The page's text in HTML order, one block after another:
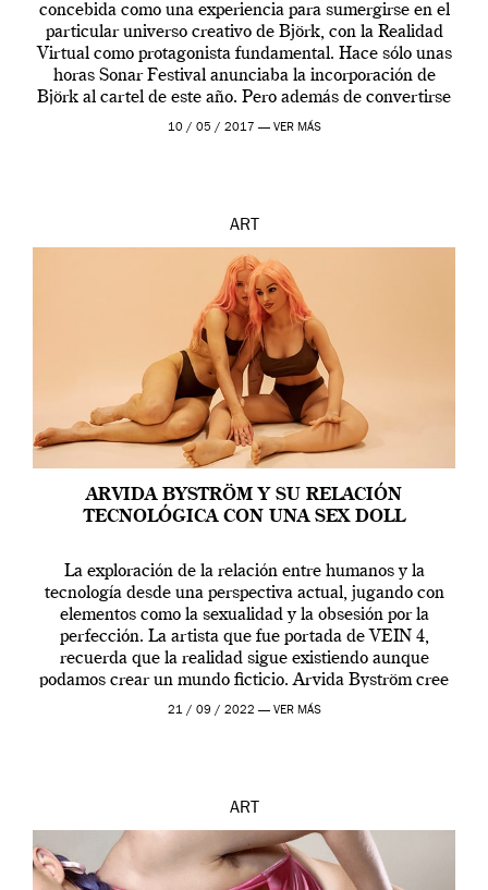
concebida como una experiencia para sumergirse en el
particular universo creativo de Björk, con la Realidad
Virtual como protagonista fundamental. Hace sólo unas
horas Sonar Festival anunciaba la incorporación de
Björk al cartel de este año. Pero además de convertirse
en una de las actuaciones más relevantes […]
10 / 05 / 2017 — VER MÁS
ART
ARVIDA BYSTRÖM Y SU RELACIÓN
TECNOLÓGICA CON UNA SEX DOLL
La exploración de la relación entre humanos y la
tecnología desde una perspectiva actual, jugando con
elementos como la sexualidad y la obsesión por la
perfección. La artista que fue portada de VEIN 4,
recuerda que la realidad sigue existiendo aunque
podamos crear un mundo ficticio. Arvida Byström cree
que los humanos tienen un complejo […]
21 / 09 / 2022 — VER MÁS
ART